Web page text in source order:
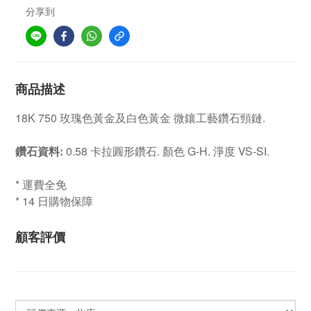
分享到
商品描述
18K 750 玫瑰色黃金及白色黃金 微鑲工藝鑽石頸鏈.
鑽石資料: 0.58 卡拉圓形鑽石. 顏色 G-H. 淨度 VS-SI.
* 運費全免
* 14 日購物保障
顧客評價